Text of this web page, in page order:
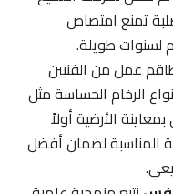
تمنع امتصاص
طويلة.
عمل من الفنيين
الرخام الحساسة مثل
الأرضية أولاً
المناسبة لضمان أفضل